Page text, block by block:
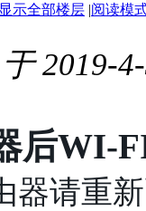
显示全部楼层 |阅读模
2019-
后WI-
器请重